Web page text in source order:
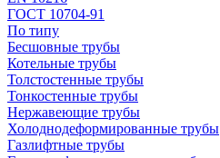
ГОСТ 10704-91
По типу
Бесшовные трубы
Котельные трубы
Толстостенные трубы
Тонкостенные трубы
Нержавеющие трубы
Холоднодеформированные трубы
Газлифтные трубы